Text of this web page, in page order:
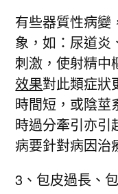
有些器質性病變
象，如：尿道炎
刺激，使射精中
效果對此類症狀
時間短，或陰莖
時過分牽引亦引
病要針對病因治
3、包皮過長、